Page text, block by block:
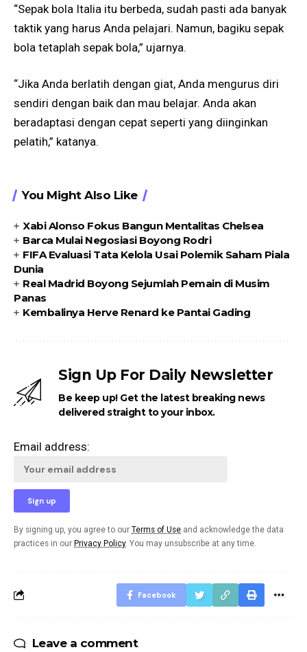
“Sepak bola Italia itu berbeda, sudah pasti ada banyak
taktik yang harus Anda pelajari. Namun, bagiku sepak
bola tetaplah sepak bola,” ujarnya.
“Jika Anda berlatih dengan giat, Anda mengurus diri
sendiri dengan baik dan mau belajar. Anda akan
beradaptasi dengan cepat seperti yang diinginkan
pelatih,” katanya.
You Might Also Like
Xabi Alonso Fokus Bangun Mentalitas Chelsea
Barca Mulai Negosiasi Boyong Rodri
FIFA Evaluasi Tata Kelola Usai Polemik Saham Piala
Dunia
Real Madrid Boyong Sejumlah Pemain di Musim
Panas
Kembalinya Herve Renard ke Pantai Gading
Sign Up For Daily Newsletter
Be keep up! Get the latest breaking news
delivered straight to your inbox.
Email address:
By signing up, you agree to our Terms of Use and acknowledge the data
practices in our Privacy Policy. You may unsubscribe at any time.
Facebook
Leave a comment